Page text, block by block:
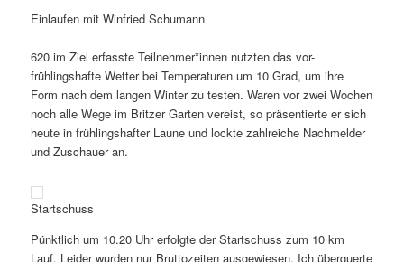
Einlaufen mit Winfried Schumann
620 im Ziel erfasste Teilnehmer*innen nutzten das vor-
frühlingshafte Wetter bei Temperaturen um 10 Grad, um ihre
Form nach dem langen Winter zu testen. Waren vor zwei Wochen
noch alle Wege im Britzer Garten vereist, so präsentierte er sich
heute in frühlingshafter Laune und lockte zahlreiche Nachmelder
und Zuschauer an.
Startschuss
Pünktlich um 10.20 Uhr erfolgte der Startschuss zum 10 km
Lauf. Leider wurden nur Bruttozeiten ausgewiesen. Ich überquerte